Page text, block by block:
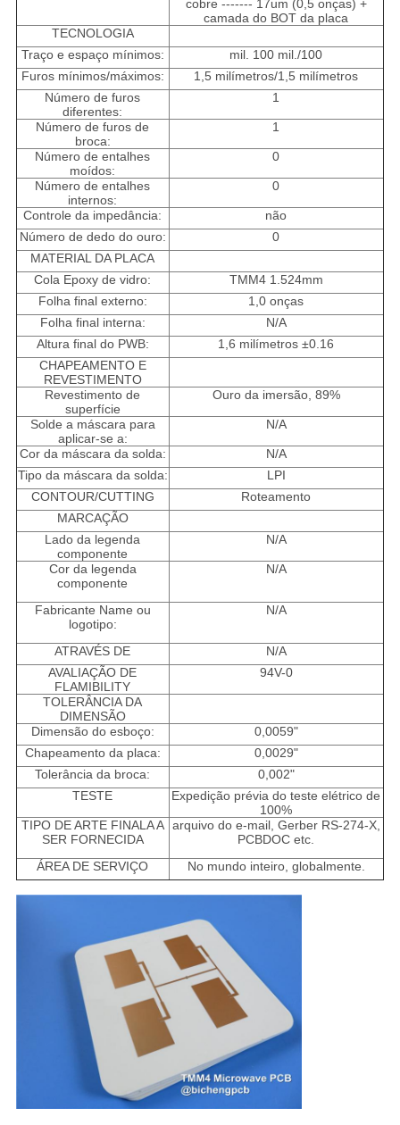
cobre ------- 17um (0,5 onças) +
camada do BOT da placa
TECNOLOGIA
Traço e espaço mínimos:
mil. 100 mil./100
Furos mínimos/máximos:
1,5 milímetros/1,5 milímetros
Número de furos
diferentes:
1
Número de furos de
broca:
1
Número de entalhes
moídos:
0
Número de entalhes
internos:
0
Controle da impedância:
não
Número de dedo do ouro:
0
MATERIAL DA PLACA
Cola Epoxy de vidro:
TMM4 1.524mm
Folha final externo:
1,0 onças
Folha final interna:
N/A
Altura final do PWB:
1,6 milímetros ±0.16
CHAPEAMENTO E
REVESTIMENTO
Revestimento de
superfície
Ouro da imersão, 89%
Solde a máscara para
aplicar-se a:
N/A
Cor da máscara da solda:
N/A
Tipo da máscara da solda:
LPI
CONTOUR/CUTTING
Roteamento
MARCAÇÃO
Lado da legenda
componente
N/A
Cor da legenda
componente
N/A
Fabricante Name ou
logotipo:
N/A
ATRAVÉS DE
N/A
AVALIAÇÃO DE
FLAMIBILITY
94V-0
TOLERÂNCIA DA
DIMENSÃO
Dimensão do esboço:
0,0059"
Chapeamento da placa:
0,0029"
Tolerância da broca:
0,002"
TESTE
Expedição prévia do teste elétrico de
100%
TIPO DE ARTE FINALA A
SER FORNECIDA
arquivo do e-mail, Gerber RS-274-X,
PCBDOC etc.
ÁREA DE SERVIÇO
No mundo inteiro, globalmente.